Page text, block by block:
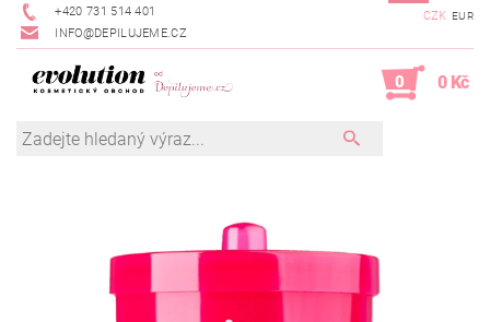
+420 731 514 401
INFO@DEPILUJEME.CZ
CZK EUR
0 0 Kč